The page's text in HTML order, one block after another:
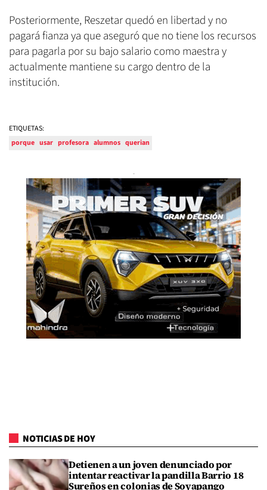
Posteriormente, Reszetar quedó en libertad y no
pagará fianza ya que aseguró que no tiene los recursos
para pagarla por su bajo salario como maestra y
actualmente mantiene su cargo dentro de la
institución.
ETIQUETAS:
porque usar profesora alumnos querian
NOTICIAS DE HOY
Detienen a un joven denunciado por
intentar reactivar la pandilla Barrio 18
Sureños en colonias de Soyapango